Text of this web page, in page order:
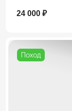
24 000 ₽
Поход